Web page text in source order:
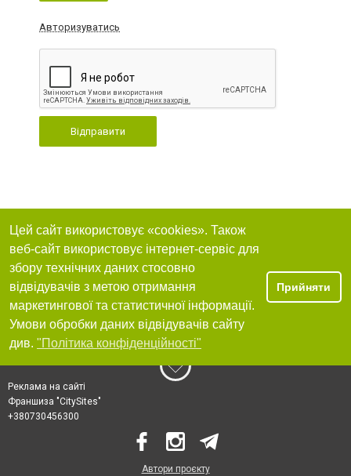
Авторизуватись
Відправити
Цей сайт використовує «cookies». Також
веб-сайт використовує інтернет-сервіс для
збору технічних даних стосовно
відвідувачів з метою отримання
маркетингової та статистичної інформації.
Умови обробки даних відвідувачів сайту
див. "Політика конфіденційності"
Прийняти
Реклама на сайті
Франшиза "CitySites"
+380730456300
Автори проєкту